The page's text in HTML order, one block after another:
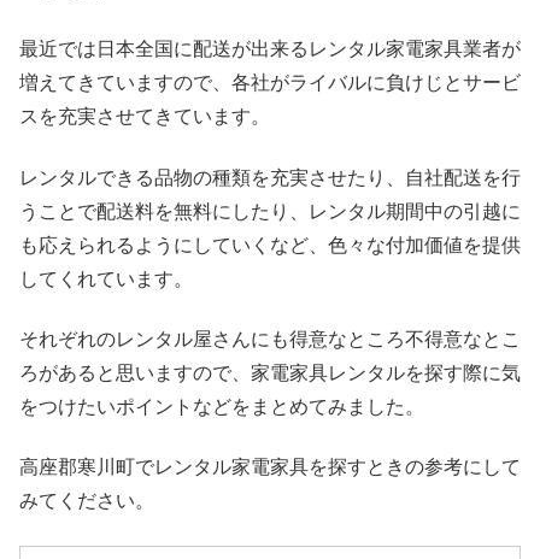
最近では日本全国に配送が出来るレンタル家電家具業者が
増えてきていますので、各社がライバルに負けじとサービ
スを充実させてきています。
レンタルできる品物の種類を充実させたり、自社配送を行
うことで配送料を無料にしたり、レンタル期間中の引越に
も応えられるようにしていくなど、色々な付加価値を提供
してくれています。
それぞれのレンタル屋さんにも得意なところ不得意なとこ
ろがあると思いますので、家電家具レンタルを探す際に気
をつけたいポイントなどをまとめてみました。
高座郡寒川町でレンタル家電家具を探すときの参考にして
みてください。